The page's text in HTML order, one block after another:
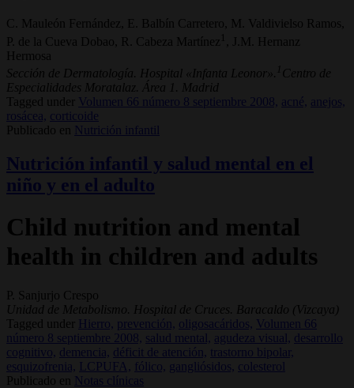
C. Mauleón Fernández, E. Balbín Carretero, M. Valdivielso Ramos,
P. de la Cueva Dobao, R. Cabeza Martínez 1
, J.M. Hernanz
Hermosa
Sección de Dermatología. Hospital «Infanta Leonor». 1 Centro de
Especialidades Moratalaz. Área 1. Madrid
Tagged under
Volumen 66 número 8 septiembre 2008, acné, anejos,
rosácea, corticoide
Publicado en
Nutrición infantil
Nutrición infantil y salud mental en el
niño y en el adulto
Child nutrition and mental
health in children and adults
P. Sanjurjo Crespo
Unidad de Metabolismo. Hospital de Cruces. Baracaldo (Vizcaya)
Tagged under
Hierro, prevención, oligosacáridos,
Volumen 66
número 8 septiembre 2008, salud mental, agudeza visual,
desarrollo
cognitivo, demencia, déficit de atención,
trastorno bipolar,
esquizofrenia,
LCPUFA, fólico, gangliósidos, colesterol
Publicado en
Notas clínicas